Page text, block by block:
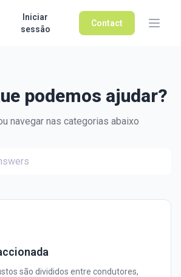
Iniciar
sessão
Contact
podemos ajudar?
navegar nas categorias abaixo
são divididos entre condutores,